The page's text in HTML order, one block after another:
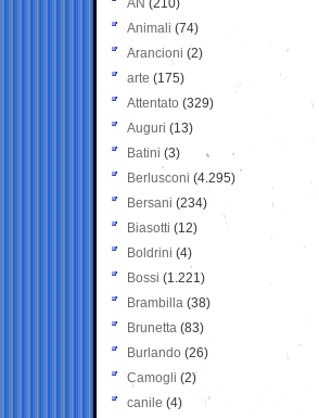
AN (210)
Animali (74)
Arancioni (2)
arte (175)
Attentato (329)
Auguri (13)
Batini (3)
Berlusconi (4.295)
Bersani (234)
Biasotti (12)
Boldrini (4)
Bossi (1.221)
Brambilla (38)
Brunetta (83)
Burlando (26)
Camogli (2)
canile (4)